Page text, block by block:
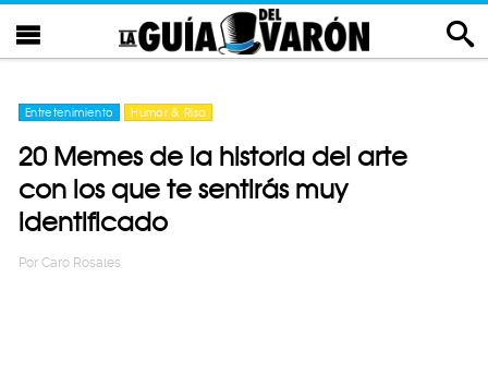
Entretenimiento Humor & Risa
20 Memes de la historia del arte
con los que te sentirás muy
identificado
Por Caro Rosales